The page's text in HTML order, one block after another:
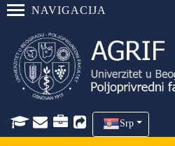
NAVIGACIJA
Srp